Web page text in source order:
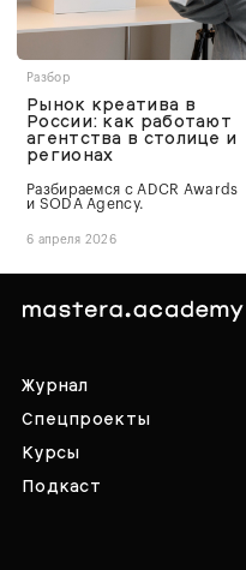
Разбор
Рынок креатива в
России: как работают
агентства в столице и
регионах
Разбираемся с ADCR Awards
и SODA Agency.
6 апреля 2026
Журнал
Спецпроекты
Курсы
Подкаст